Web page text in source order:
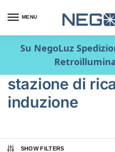
MENU
Su NegoLuz
stazione di
induzione
SHOW FILTERS